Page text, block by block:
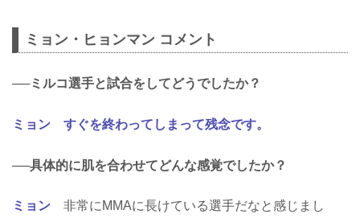
ミョン・ヒョンマン コメント
──ミルコ選手と試合をしてどうでしたか？
ミョン すぐを終わってしまって残念です。
──具体的に肌を合わせてどんな感覚でしたか？
ミョン 非常にMMAに長けている選手だなと感じまし